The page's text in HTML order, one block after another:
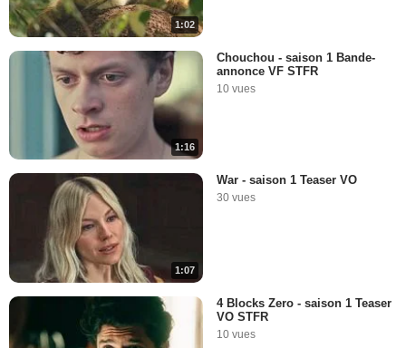
1:02
1:16
Chouchou - saison 1 Bande-
annonce VF STFR
10 vues
1:07
War - saison 1 Teaser VO
30 vues
4 Blocks Zero - saison 1 Teaser
VO STFR
10 vues